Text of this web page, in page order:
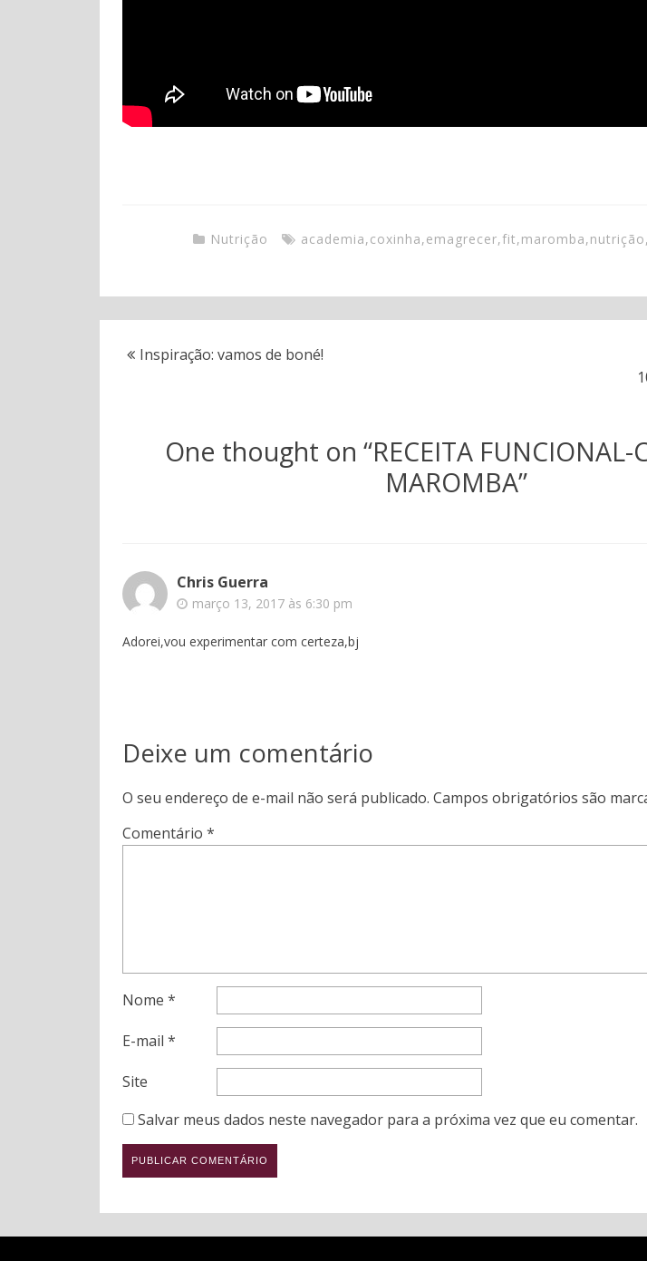
Nutrição academia,coxinha,emagrecer,fit,maromba,nutrição,
Inspiração: vamos de boné!
One thought on “RECEITA FUNCIONAL-
MAROMBA”
Chris Guerra
março 13, 2017 às 6:30 pm
Adorei,vou experimentar com certeza,bj
Deixe um comentário
O seu endereço de e-mail não será publicado. Campos obrigatórios são
Comentário*
Nome*
E-mail*
Site
Salvar meus dados neste navegador para a próxima vez que eu comentar.